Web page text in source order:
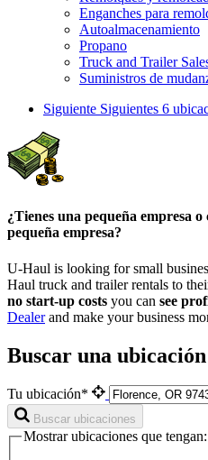
Enganches para
Autoalmacenamiento
Propano
Truck and Trailer
Suministros de
Siguiente Siguientes 6
¿Tienes una pequeña empresa
pequeña empresa?
U-Haul is looking for small
Haul truck and trailer rentals to
no start-up costs you can see
Dealerand make your business
Buscar una
Tu ubicación*
Buscar ubicaciones
Mostrar ubicaciones que tengan: